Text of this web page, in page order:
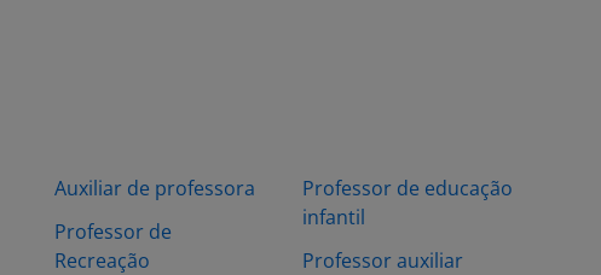
Auxiliar de professora
Professor de
Recreação
Professor de educação
infantil
Professor auxiliar